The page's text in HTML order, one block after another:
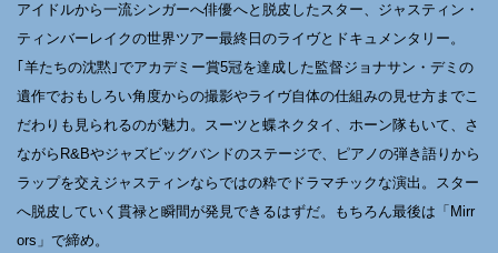
アイドルから一流シンガーへ俳優へと脱皮したスター、ジャスティン・
ティンバーレイクの世界ツアー最終日のライヴとドキュメンタリー。
｢羊たちの沈黙｣でアカデミー賞5冠を達成した監督ジョナサン・デミの
遺作でおもしろい角度からの撮影やライヴ自体の仕組みの見せ方までこ
だわりも見られるのが魅力。スーツと蝶ネクタイ、ホーン隊もいて、さ
ながらR&Bやジャズビッグバンドのステージで、ピアノの弾き語りから
ラップを交えジャスティンならではの粋でドラマチックな演出。スター
へ脱皮していく貫禄と瞬間が発見できるはずだ。もちろん最後は「Mirr
ors」で締め。